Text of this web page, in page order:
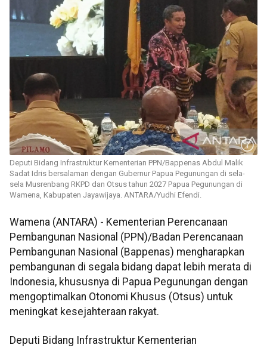
Deputi Bidang Infrastruktur Kementerian PPN/Bappenas Abdul Malik
Sadat Idris bersalaman dengan Gubernur Papua Pegunungan di sela-
sela Musrenbang RKPD dan Otsus tahun 2027 Papua Pegunungan di
Wamena, Kabupaten Jayawijaya. ANTARA/Yudhi Efendi.
Wamena (ANTARA) - Kementerian Perencanaan
Pembangunan Nasional (PPN)/Badan Perencanaan
Pembangunan Nasional (Bappenas) mengharapkan
pembangunan di segala bidang dapat lebih merata di
Indonesia, khususnya di Papua Pegunungan dengan
mengoptimalkan Otonomi Khusus (Otsus) untuk
meningkat kesejahteraan rakyat.
Deputi Bidang Infrastruktur Kementerian